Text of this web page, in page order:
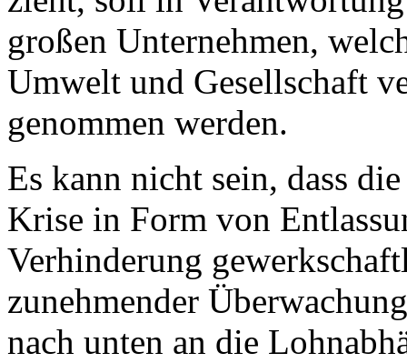
großen Unternehmen,
Umwelt und Gesellschaft
genommen werden.
Es kann nicht sein, dass
Krise in Form von
Verhinderung
zunehmender
nach unten an die